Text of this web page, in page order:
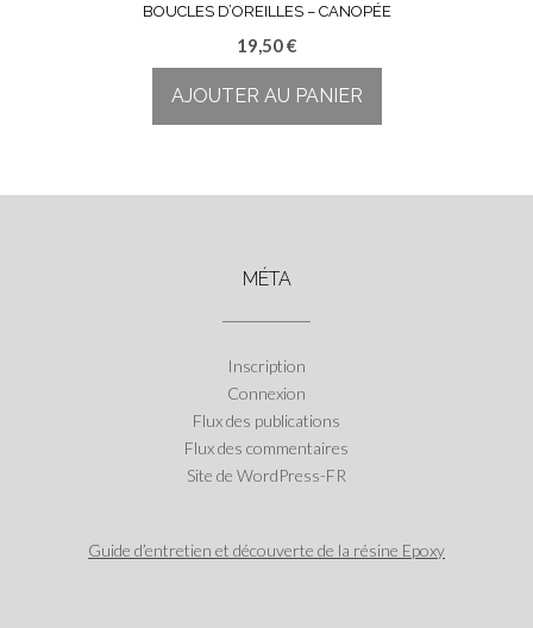
BOUCLES D’OREILLES – CANOPÉE
19,50€
AJOUTER AU PANIER
MÉTA
Inscription
Connexion
Flux des publications
Flux des commentaires
Site de WordPress-FR
Guide d’entretien et découverte de la résine Epoxy